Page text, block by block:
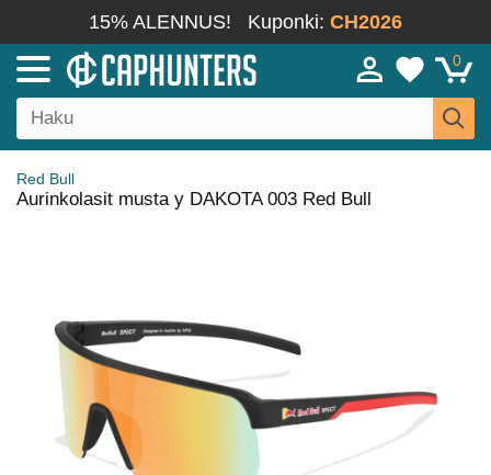
15% ALENNUS! Kuponki: CH2026
0
Red Bull
Aurinkolasit musta y DAKOTA 003 Red Bull